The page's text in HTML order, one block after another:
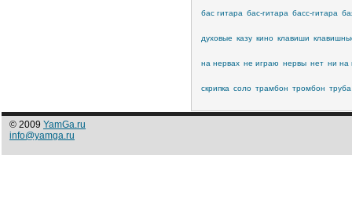
бас гитара бас-гитара басс-гитара
духовые казу кино клавиши
на нервах не играю нервы нет ни на
скрипка соло трамбон тромбон труба
© 2009 YamGa.ru
info@yamga.ru